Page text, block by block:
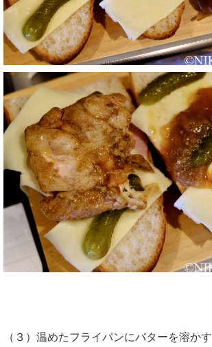
（３）温めたフライパンにバターを溶かす